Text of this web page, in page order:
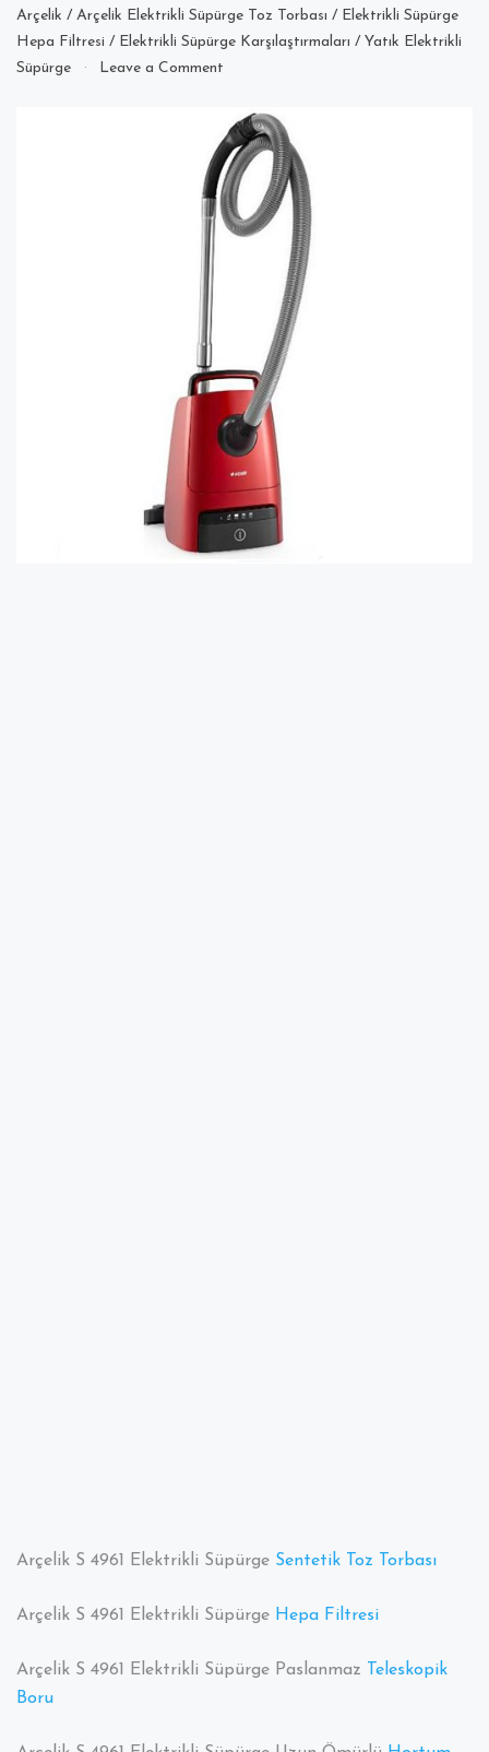
Arçelik / Arçelik Elektrikli Süpürge Toz Torbası / Elektrikli Süpürge
Hepa Filtresi / Elektrikli Süpürge Karşılaştırmaları / Yatık Elektrikli
Süpürge
Leave a Commenton
4961
Hepa
H12
Filtreli
Toz
Parçaları
Özellikleri
Arçelik S 4961 Elektrikli Süpürge Sentetik Toz Torbası
Arçelik S 4961 Elektrikli Süpürge Hepa Filtresi
Arçelik S 4961 Elektrikli Süpürge Paslanmaz Teleskopik
Boru